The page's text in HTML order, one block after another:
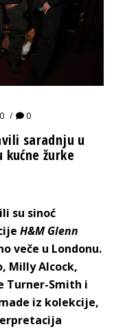
0
saradnju u
kućne žurke
su sinoć
H&M Glenn
veče u Londonu.
Milly Alcock,
Turner-Smith i
iz kolekcije,